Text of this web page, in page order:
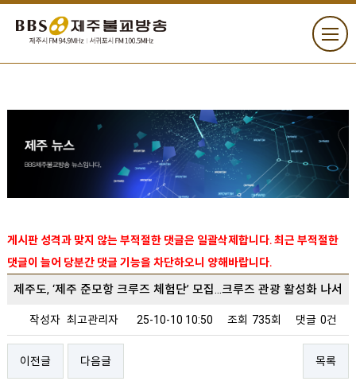
게시판 성격과 맞지 않는 부적절한 댓글은 일괄삭제합니다. 최근 부적절한
댓글이 늘어 당분간 댓글 기능을 차단하오니 양해바랍니다.
제주도, ‘제주 준모항 크루즈 체험단’ 모집…크루즈 관광 활성화 나서
작성자 최고관리자 25-10-10 10:50 조회 735회 댓글 0건
이전글 다음글 목록